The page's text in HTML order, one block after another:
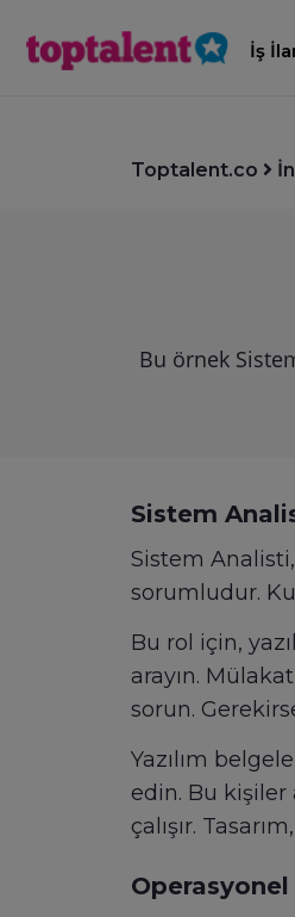
İş
Toptalent.co
Bu örnek
Sistem
Sistem
sorumludur.
Bu rol için,
arayın.
sorun.
Yazılım
edin. Bu
çalışır.